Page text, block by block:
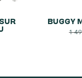
BUGGY
1